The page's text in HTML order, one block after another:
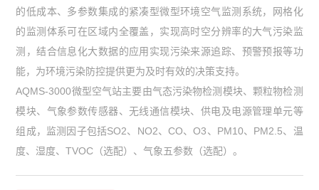
的低成本、多参数集成的紧凑型微型环境空气监测系统，网格化
的监测体系可在区域内全覆盖，实现高时空分辨率的大气污染监
测，结合信息化大数据的应用实现污染来源追踪、预警预报等功
能，为环境污染防控提供更为及时有效的决策支持。
AQMS-3000微型空气站主要由气态污染物检测模块、颗粒物检测
模块、气象参数传感器、无线通信模块、供电及电源管理单元等
组成，监测因子包括SO2、 NO2、CO、O3、 PM10、 PM2.5、温
度、湿度、TVOC （选配）、气象五参数（选配）。